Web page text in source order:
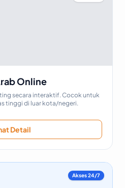
Online
secara interaktif. Cocok untuk
tinggi di luar kota/negeri.
Detail
Akses 24/7